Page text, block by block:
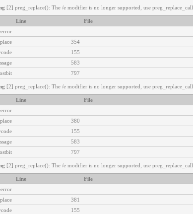
[2] preg_replace(): The /e modifier is no longer supported, use
File
Line
354
155
583
797
[2] preg_replace(): The /e modifier is no longer supported, use
File
Line
380
155
583
797
[2] preg_replace(): The /e modifier is no longer supported, use
File
Line
381
155